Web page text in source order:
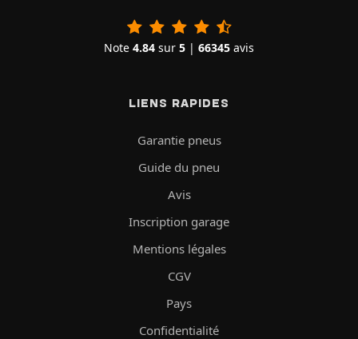
Note 4.84 sur 5 | 66345 avis
LIENS RAPIDES
Garantie pneus
Guide du pneu
Avis
Inscription garage
Mentions légales
CGV
Pays
Confidentialité